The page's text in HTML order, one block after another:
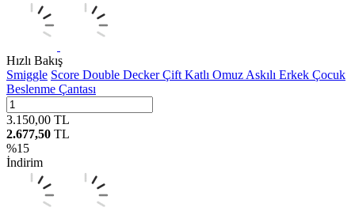
Hızlı Bakış
Smiggle Score Double Decker Çift Katlı Omuz Askılı Erkek Çocuk
Beslenme Çantası
3.150,00 TL
2.677,50 TL
%15
İndirim